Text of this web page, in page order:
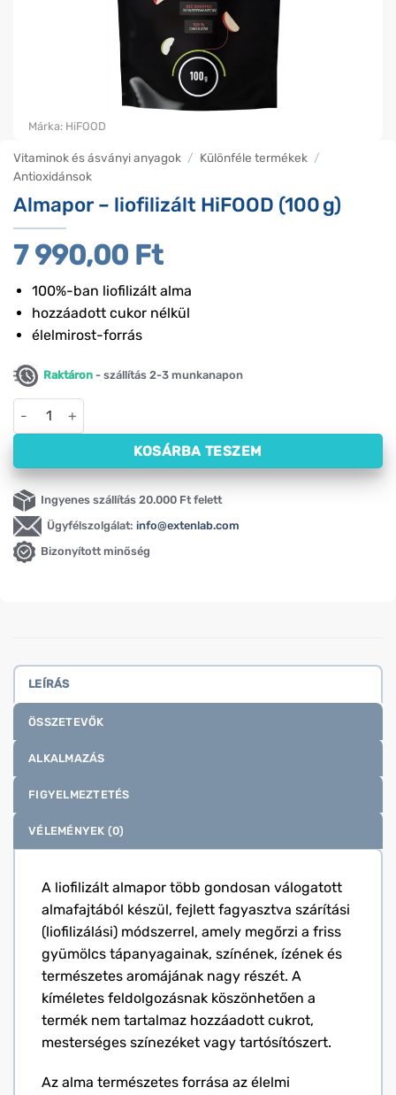
Vitaminok és ásványi anyagok / Különféle termékek /
Antioxidánsok
Almapor – liofilizált HiFOOD (100 g)
7 990,00 Ft
100%-ban liofilizált alma
hozzáadott cukor nélkül
élelmirost-forrás
Raktáron - szállítás 2-3 munkanapon
Almapor – liofilizált HiFOOD (100 g) mennyiség
KOSÁRBA TESZEM
Ingyenes szállítás 20.000 Ft felett
Ügyfélszolgálat: info@extenlab.com
Bizonyított minőség
Márka: HiFOOD
LEÍRÁS
ÖSSZETEVŐK
ALKALMAZÁS
FIGYELMEZTETÉS
VÉLEMÉNYEK (0)
A liofilizált almapor több gondosan válogatott
almafajtából készül, fejlett fagyasztva szárítási
(liofilizálási) módszerrel, amely megőrzi a friss
gyümölcs tápanyagainak, színének, ízének és
természetes aromájának nagy részét. A
kíméletes feldolgozásnak köszönhetően a
termék nem tartalmaz hozzáadott cukrot,
mesterséges színezéket vagy tartósítószert.
Az alma természetes forrása az élelmi